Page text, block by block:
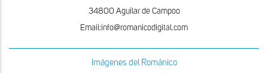
34800 Aguilar de Campoo
Email:info@romanicodigital.com
Imágenes del Románico